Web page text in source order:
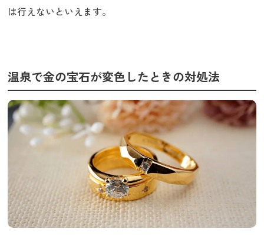
は行えないといえます。
温泉で金の宝石が変色したときの対処法